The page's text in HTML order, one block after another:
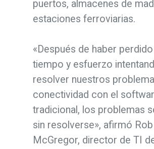
puertos, almacenes de
estaciones ferroviarias.
«Después de haber
tiempo y esfuerzo
resolver nuestros
conectividad con el
tradicional, los problemas
sin resolverse», afirmó Rob
McGregor, director de TI